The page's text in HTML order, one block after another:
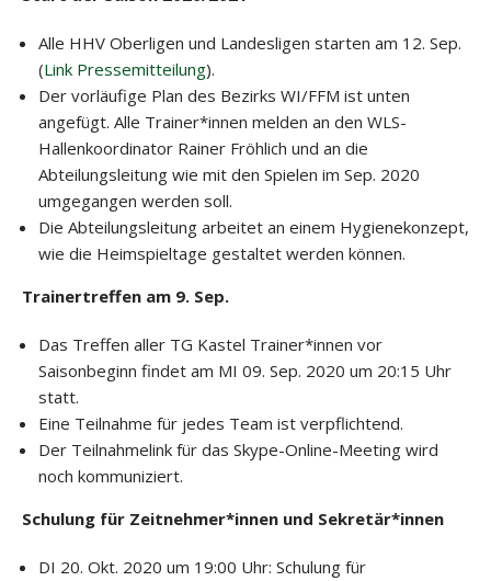
Alle HHV Oberligen und Landesligen starten am 12. Sep.
(Link Pressemitteilung).
Der vorläufige Plan des Bezirks WI/FFM ist unten
angefügt. Alle Trainer*innen melden an den WLS-
Hallenkoordinator Rainer Fröhlich und an die
Abteilungsleitung wie mit den Spielen im Sep. 2020
umgegangen werden soll.
Die Abteilungsleitung arbeitet an einem Hygienekonzept,
wie die Heimspieltage gestaltet werden können.
Trainertreffen am 9. Sep.
Das Treffen aller TG Kastel Trainer*innen vor
Saisonbeginn findet am MI 09. Sep. 2020 um 20:15 Uhr
statt.
Eine Teilnahme für jedes Team ist verpflichtend.
Der Teilnahmelink für das Skype-Online-Meeting wird
noch kommuniziert.
Schulung für Zeitnehmer*innen und Sekretär*innen
DI 20. Okt. 2020 um 19:00 Uhr: Schulung für